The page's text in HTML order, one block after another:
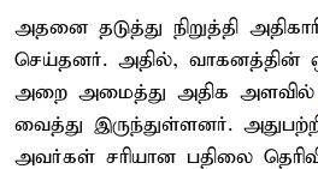
அதனை தடுத்து நிறுத்தி
செய்தனர். அதில், வாகனத்தின்
அறை அமைத்து அதிக அளவில்
வைத்து இருந்துள்ளனர்.
அவர்கள் சரியான பதிலை